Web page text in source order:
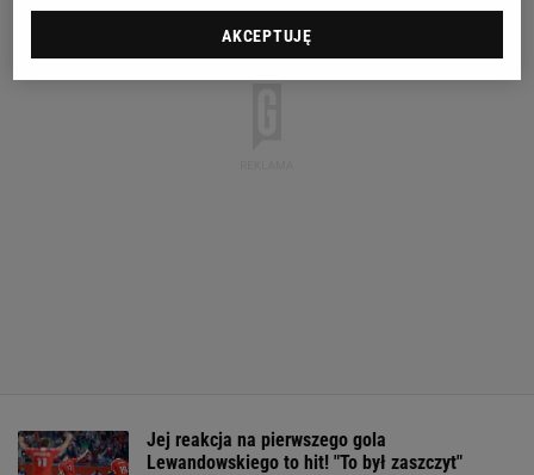
Jej reakcja na pierwszego gola
Lewandowskiego to hit! "To był zaszczyt"
AKCEPTUJĘ